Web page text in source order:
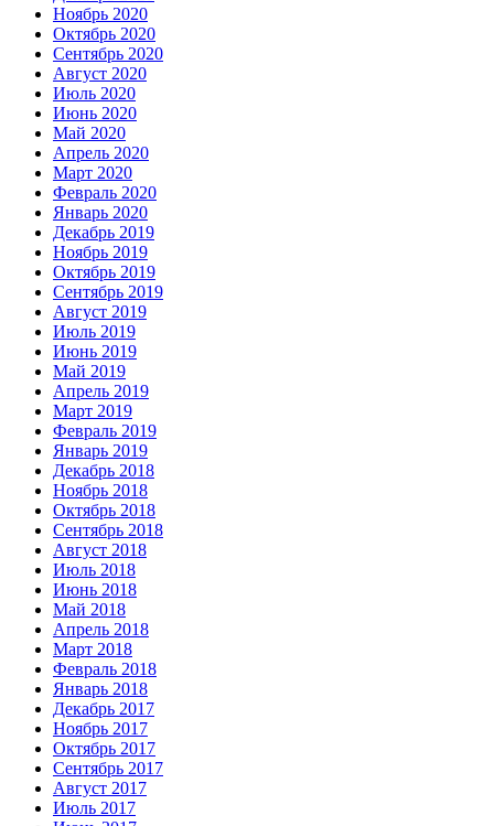
Ноябрь 2020
Октябрь 2020
Сентябрь 2020
Август 2020
Июль 2020
Июнь 2020
Май 2020
Апрель 2020
Март 2020
Февраль 2020
Январь 2020
Декабрь 2019
Ноябрь 2019
Октябрь 2019
Сентябрь 2019
Август 2019
Июль 2019
Июнь 2019
Май 2019
Апрель 2019
Март 2019
Февраль 2019
Январь 2019
Декабрь 2018
Ноябрь 2018
Октябрь 2018
Сентябрь 2018
Август 2018
Июль 2018
Июнь 2018
Май 2018
Апрель 2018
Март 2018
Февраль 2018
Январь 2018
Декабрь 2017
Ноябрь 2017
Октябрь 2017
Сентябрь 2017
Август 2017
Июль 2017